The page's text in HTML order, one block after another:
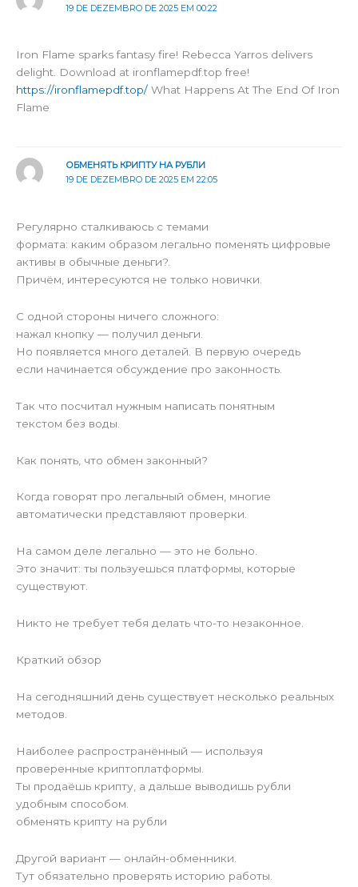
19 DE DEZEMBRO DE 2025 EM 00:22
Iron Flame sparks fantasy fire! Rebecca Yarros delivers
delight. Download at ironflamepdf.top free!
https://ironflamepdf.top/ What Happens At The End Of Iron
Flame
ОБМЕНЯТЬ КРИПТУ НА РУБЛИ
19 DE DEZEMBRO DE 2025 EM 22:05
Регулярно сталкиваюсь с темами
формата: каким образом легально поменять цифровые
активы в обычные деньги?.
Причём, интересуются не только новички.
С одной стороны ничего сложного:
нажал кнопку — получил деньги.
Но появляется много деталей. В первую очередь
если начинается обсуждение про законность.
Так что посчитал нужным написать понятным
текстом без воды.
Как понять, что обмен законный?
Когда говорят про легальный обмен, многие
автоматически представляют проверки.
На самом деле легально — это не больно.
Это значит: ты пользуешься платформы, которые
существуют.
Никто не требует тебя делать что-то незаконное.
Краткий обзор
На сегодняшний день существует несколько реальных
методов.
Наиболее распространённый — используя
проверенные криптоплатформы.
Ты продаёшь крипту, а дальше выводишь рубли
удобным способом.
обменять крипту на рубли
Другой вариант — онлайн-обменники.
Тут обязательно проверять историю работы.